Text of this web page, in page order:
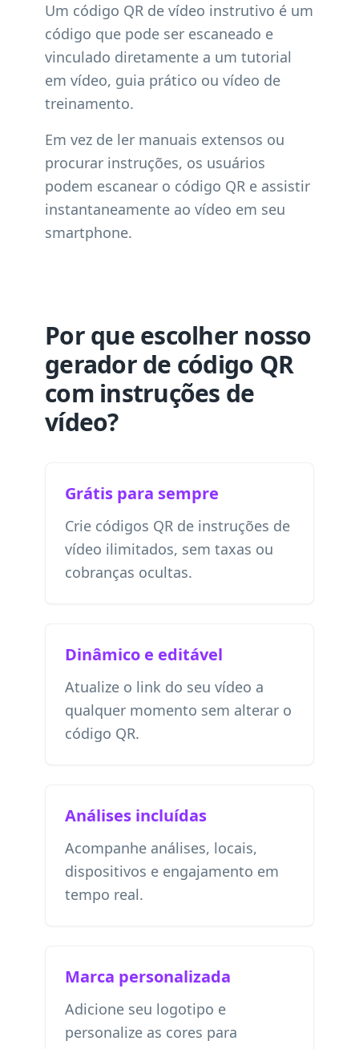
Um código QR de vídeo instrutivo é um
código que pode ser escaneado e
vinculado diretamente a um tutorial
em vídeo, guia prático ou vídeo de
treinamento.
Em vez de ler manuais extensos ou
procurar instruções, os usuários
podem escanear o código QR e assistir
instantaneamente ao vídeo em seu
smartphone.
Por que escolher nosso
gerador de código QR
com instruções de
vídeo?
Grátis para sempre
Crie códigos QR de instruções de
vídeo ilimitados, sem taxas ou
cobranças ocultas.
Dinâmico e editável
Atualize o link do seu vídeo a
qualquer momento sem alterar o
código QR.
Análises incluídas
Acompanhe análises, locais,
dispositivos e engajamento em
tempo real.
Marca personalizada
Adicione seu logotipo e
personalize as cores para